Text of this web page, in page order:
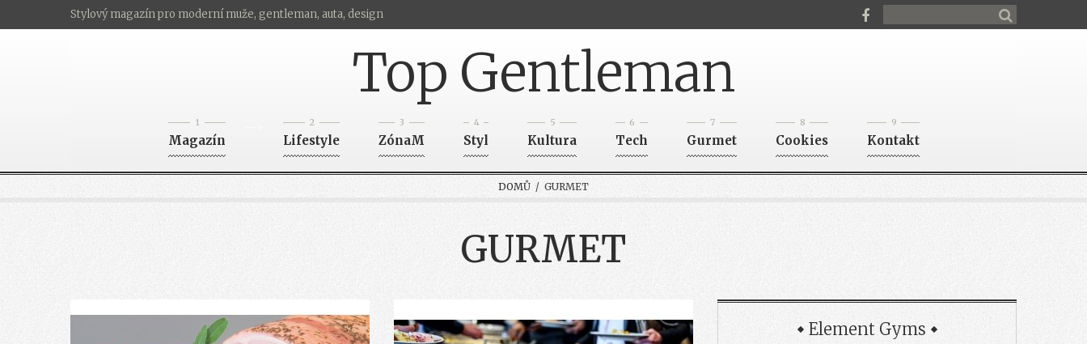
Stylový magazín pro moderní muže, gentleman, auta, design
Top Gentleman
1
Magazín
2
Lifestyle
3
ZónaM
4
Styl
5
Kultura
6
Tech
7
Gurmet
8
Cookies
9
Kontakt
DOMŮ / GURMET
GURMET
Element Gyms